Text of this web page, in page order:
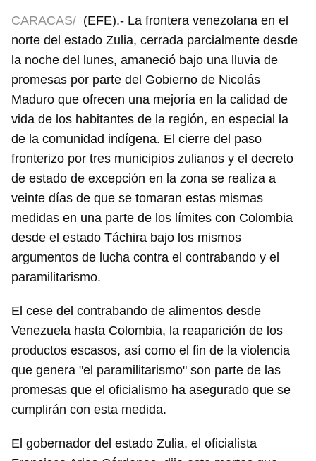
CARACAS/ (EFE).- La frontera venezolana en el
norte del estado Zulia, cerrada parcialmente desde
la noche del lunes, amaneció bajo una lluvia de
promesas por parte del Gobierno de Nicolás
Maduro que ofrecen una mejoría en la calidad de
vida de los habitantes de la región, en especial la
de la comunidad indígena. El cierre del paso
fronterizo por tres municipios zulianos y el decreto
de estado de excepción en la zona se realiza a
veinte días de que se tomaran estas mismas
medidas en una parte de los límites con Colombia
desde el estado Táchira bajo los mismos
argumentos de lucha contra el contrabando y el
paramilitarismo.
El cese del contrabando de alimentos desde
Venezuela hasta Colombia, la reaparición de los
productos escasos, así como el fin de la violencia
que genera "el paramilitarismo" son parte de las
promesas que el oficialismo ha asegurado que se
cumplirán con esta medida.
El gobernador del estado Zulia, el oficialista